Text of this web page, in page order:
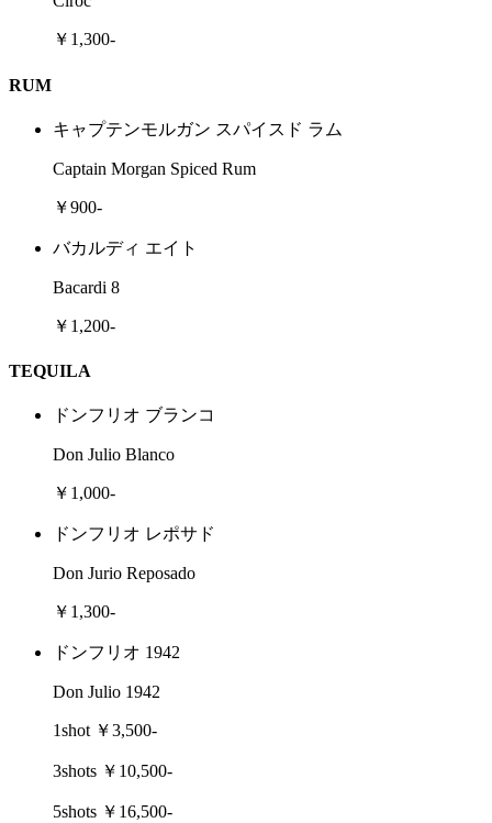
￥1,300-
RUM
キャプテンモルガン スパイスド ラム
Captain Morgan Spiced Rum
￥900-
バカルディ エイト
Bacardi 8
￥1,200-
TEQUILA
ドンフリオ ブランコ
Don Julio Blanco
￥1,000-
ドンフリオ レポサド
Don Jurio Reposado
￥1,300-
ドンフリオ 1942
Don Julio 1942
1shot ￥3,500-
3shots ￥10,500-
5shots ￥16,500-